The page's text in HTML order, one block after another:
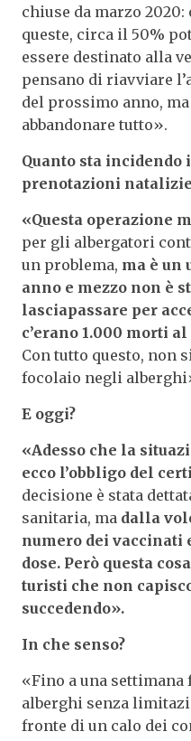
chiuse da marzo
queste, circa il 50%
essere destinato alla
pensano di riavviare
del prossimo anno,
abbandonare tutto».
Quanto sta
prenotazioni
«Questa operazione
per gli albergatori
un problema, ma è un
anno e mezzo non è
lasciapassare per
c’erano 1.000 morti
Con tutto questo, non
focolaio negli
E oggi?
«Adesso che la
ecco l’obbligo del
decisione è stata
sanitaria, ma dalla
numero dei vaccinati
dose. Però questa
turisti che non
succedendo».
In che senso?
«Fino a una settimana
alberghi senza
fronte di un calo dei